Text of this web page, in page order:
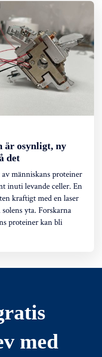
är osynligt, ny
det
människans proteiner
inuti levande celler. En
kraftigt med en laser
yta. Forskarna
proteiner kan bli
med